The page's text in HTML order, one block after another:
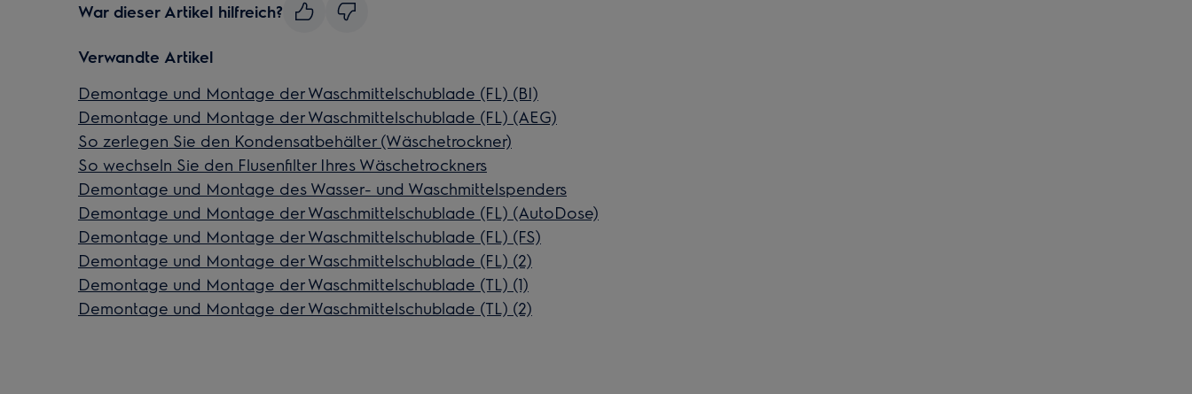
War dieser Artikel hilfreich?
Verwandte Artikel
Demontage und Montage der Waschmittelschublade (FL) (BI)
Demontage und Montage der Waschmittelschublade (FL) (AEG)
So zerlegen Sie den Kondensatbehälter (Wäschetrockner)
So wechseln Sie den Flusenfilter Ihres Wäschetrockners
Demontage und Montage des Wasser- und Waschmittelspenders
Demontage und Montage der Waschmittelschublade (FL) (AutoDose)
Demontage und Montage der Waschmittelschublade (FL) (FS)
Demontage und Montage der Waschmittelschublade (FL) (2)
Demontage und Montage der Waschmittelschublade (TL) (1)
Demontage und Montage der Waschmittelschublade (TL) (2)